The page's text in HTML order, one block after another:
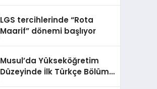
LGS tercihlerinde “Rota
Maarif” dönemi başlıyor
Musul’da Yükseköğretim
Düzeyinde İlk Türkçe Bölümü